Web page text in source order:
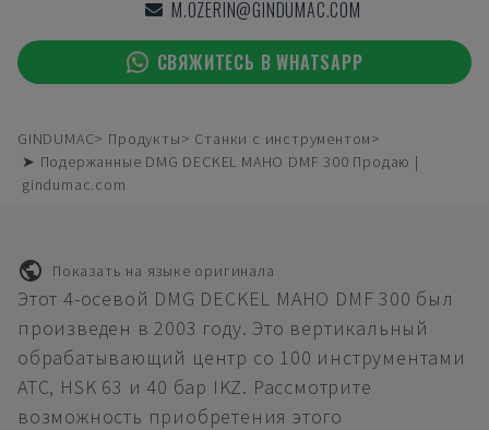
M.OZERIN@GINDUMAC.COM
СВЯЖИТЕСЬ В WHATSAPP
GINDUMAC Продукты
Станки с инструментом
➤ Подержанные DMG DECKEL MAHO DMF 300 Продаю |
gindumac.com
Показать на языке оригинала
Этот 4-осевой DMG DECKEL MAHO DMF 300 был
произведен в 2003 году. Это вертикальный
обрабатывающий центр со 100 инструментами
ATC, HSK 63 и 40 бар IKZ. Рассмотрите
возможность приобретения этого